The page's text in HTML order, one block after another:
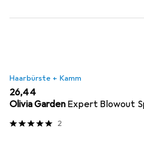
Haarbürste + Kamm
EUR
26,44
Olivia Garden Expert Blowout
2